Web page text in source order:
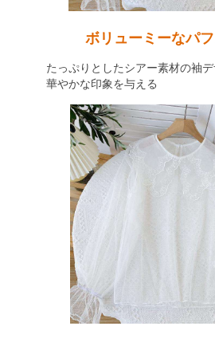
ボリューミーなパ
たっぷりとしたシアー素材の袖
華やかな印象を与える